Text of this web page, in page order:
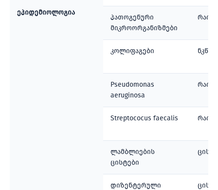
ეპიდემიოლოგია
პათოგენური
მიკროორგანიზმები
კოლიფაგები ნკწე/
Pseudomonas
aeruginosa
Streptococus faecalis
ლამბლიების
ცისტები
დიზენტერული